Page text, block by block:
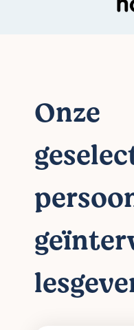
Onze